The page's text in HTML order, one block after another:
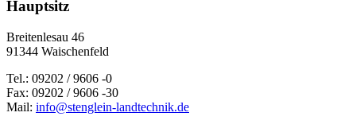
Hauptsitz
Breitenlesau 46
91344 Waischenfeld
Tel.: 09202 / 9606 -0
Fax: 09202 / 9606 -30
Mail: info@stenglein-landtechnik.de